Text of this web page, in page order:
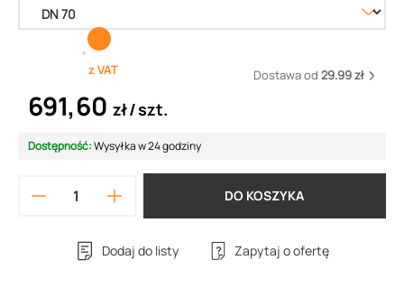
z VAT Dostawa od 29.99 zł
691,60 zł szt.
Dostępność:Wysyłka w 24 godziny
DO KOSZYKA
Dodaj do listy Zapytaj o ofertę